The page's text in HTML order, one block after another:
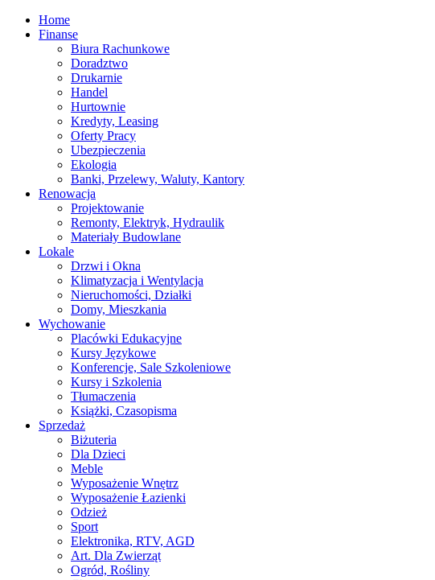
Home
Finanse
Biura Rachunkowe
Doradztwo
Drukarnie
Handel
Hurtownie
Kredyty, Leasing
Oferty Pracy
Ubezpieczenia
Ekologia
Banki, Przelewy, Waluty, Kantory
Renowacja
Projektowanie
Remonty, Elektryk, Hydraulik
Materiały Budowlane
Lokale
Drzwi i Okna
Klimatyzacja i Wentylacja
Nieruchomości, Działki
Domy, Mieszkania
Wychowanie
Placówki Edukacyjne
Kursy Językowe
Konferencje, Sale Szkoleniowe
Kursy i Szkolenia
Tłumaczenia
Książki, Czasopisma
Sprzedaż
Biżuteria
Dla Dzieci
Meble
Wyposażenie Wnętrz
Wyposażenie Łazienki
Odzież
Sport
Elektronika, RTV, AGD
Art. Dla Zwierząt
Ogród, Rośliny